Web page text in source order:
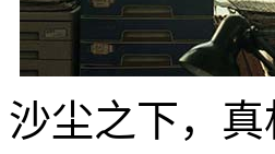
沙尘之下，